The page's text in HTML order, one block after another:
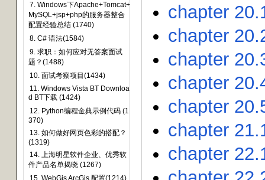
7. Windows下Apache+Tomcat+
MySQL+jsp+php的服务器整合
配置经验总结 (1740)
8. C# 语法(1584)
9. 求职：如何应对无答案面试
题？(1488)
10. 面试考察项目(1434)
11. Windows Vista BT Downloa
d BT下载 (1424)
12. Python编程金典示例代码 (1
370)
13. 如何做好网页色彩的搭配？
(1319)
14. 上海明星软件企业、优秀软
件产品名单揭晓 (1267)
15. WebGis ArcGis 配置(1214)
chapter
chapter
chapter
chapter
chapter
chapter
chapter